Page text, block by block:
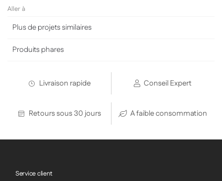
Aller à
Plus de projets similaires
Produits phares
Livraison rapide Conseil Expert
Retours sous 30 jours A faible consommation
Service client